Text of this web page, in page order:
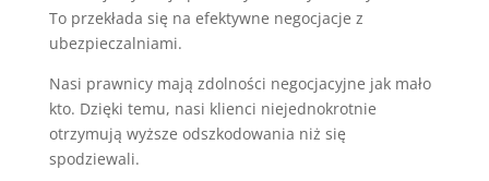
To przekłada się na efektywne negocjacje z
ubezpieczalniami.
Nasi prawnicy mają zdolności negocjacyjne jak mało
kto. Dzięki temu, nasi klienci niejednokrotnie
otrzymują wyższe odszkodowania niż się
spodziewali.